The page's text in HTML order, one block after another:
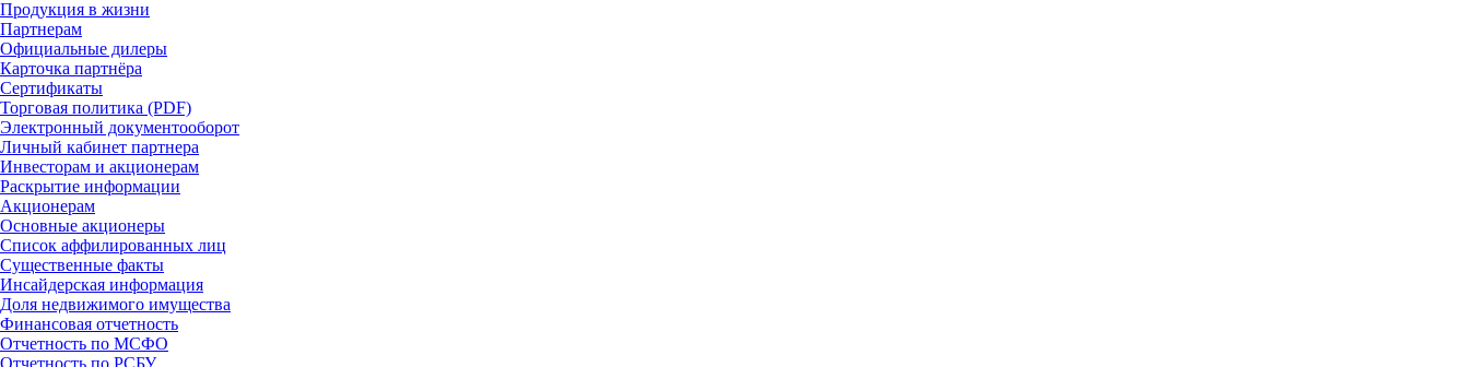
Продукция в жизни
Партнерам
Официальные дилеры
Карточка партнёра
Сертификаты
Торговая политика (PDF)
Электронный документооборот
Личный кабинет партнера
Инвесторам и акционерам
Раскрытие информации
Акционерам
Основные акционеры
Список аффилированных лиц
Существенные факты
Инсайдерская информация
Доля недвижимого имущества
Финансовая отчетность
Отчетность по МСФО